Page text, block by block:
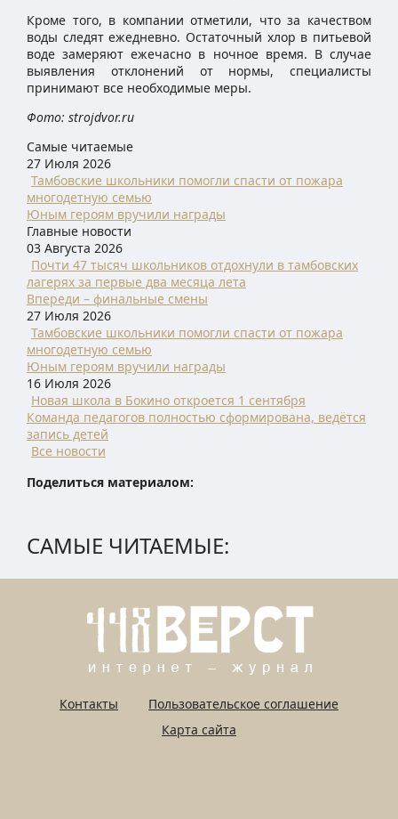
Кроме того, в компании отметили, что за качеством
воды следят ежедневно. Остаточный хлор в питьевой
воде замеряют ежечасно в ночное время. В случае
выявления отклонений от нормы, специалисты
принимают все необходимые меры.
Фото: strojdvor.ru
Самые читаемые
27 Июля 2026
Тамбовские школьники помогли спасти от пожара
многодетную семью
Юным героям вручили награды
Главные новости
03 Августа 2026
Почти 47 тысяч школьников отдохнули в тамбовских
лагерях за первые два месяца лета
Впереди – финальные смены
27 Июля 2026
Тамбовские школьники помогли спасти от пожара
многодетную семью
Юным героям вручили награды
16 Июля 2026
Новая школа в Бокино откроется 1 сентября
Команда педагогов полностью сформирована, ведётся
запись детей
Все новости
Поделиться материалом:
САМЫЕ ЧИТАЕМЫЕ:
Контакты
Пользовательское соглашение
Карта сайта